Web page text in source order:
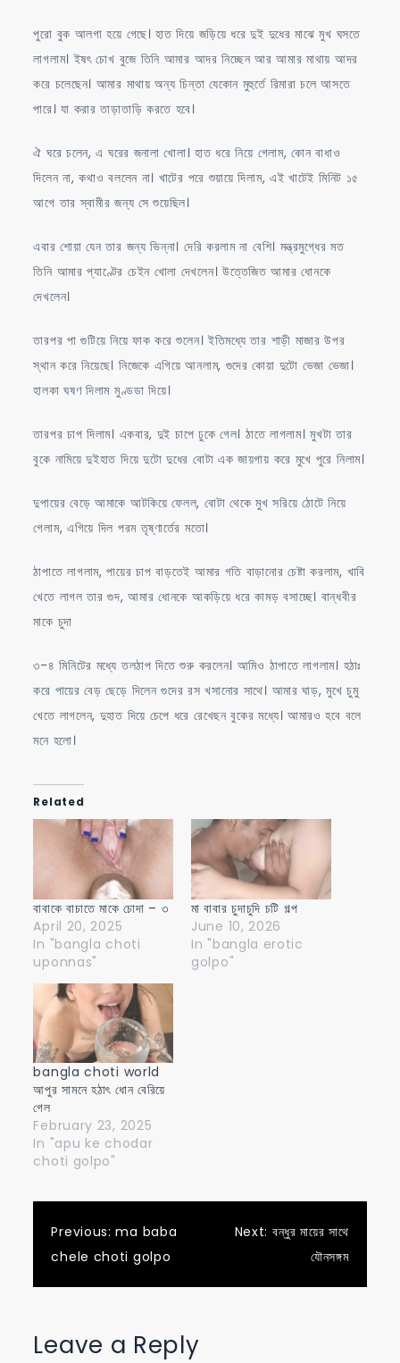
পুরো বুক আলগা হয়ে গেছে। হাত দিয়ে জড়িয়ে ধরে দুই দুধের মাঝে মুখ ঘসতে
লাগলাম। ইষৎ চোখ বুজে তিনি আমার আদর নিচ্ছেন আর আমার মাথায় আদর
করে চলেছেন। আমার মাথায় অন্য চিন্তা যেকোন মুহুর্তে রিমারা চলে আসতে
পারে। যা করার তাড়াতাড়ি করতে হবে।
ঐ ঘরে চলেন, এ ঘরের জনালা খোলা। হাত ধরে নিয়ে গেলাম, কোন বাধাও
দিলেন না, কথাও বললেন না। খাটের পরে শুয়ায়ে দিলাম, এই খাটেই মিনিট ১৫
আগে তার স্বামীর জন্য সে শুয়েছিল।
এবার শোয়া যেন তার জন্য ভিন্না। দেরি করলাম না বেশি। মন্ত্রমুগ্ধের মত
তিনি আমার প্যাণ্টের চেইন খোলা দেখলেন। উত্তেজিত আমার ধোনকে
দেখলেন।
তারপর পা গুটিয়ে নিয়ে ফাক করে শুলেন। ইতিমধ্যে তার শাড়ী মাজার উপর
স্থান করে নিয়েছে। নিজেকে এগিয়ে আনলাম, গুদের কোয়া দুটো ভেজা ভেজা।
হালকা ঘষণ দিলাম মুণ্ডডা দিয়ে।
তারপর চাপ দিলাম। একবার, দুই চাপে ঢুকে গেল। ঠাতে লাগলাম। মুখটা তার
বুকে নামিয়ে দুইহাত দিয়ে দুটো দুধের বোটা এক জায়গায় করে মুখে পুরে নিলাম।
দুপায়ের বেড়ে আমাকে আটকিয়ে ফেলল, বোটা থেকে মুখ সরিয়ে ঠোটে নিয়ে
গেলাম, এগিয়ে দিল পরম তৃষ্ণার্তের মতো।
ঠাপাতে লাগলাম, পায়ের চাপ বাড়তেই আমার গতি বাড়ানোর চেষ্টা করলাম, খাবি
খেতে লাগল তার গুদ, আমার ধোনকে আকড়িয়ে ধরে কামড় বসাচ্ছে। বান্ধবীর
মাকে চুদা
৩-৪ মিনিটের মধ্যে তলঠাপ দিতে শুরু করলেন। আমিও ঠাপাতে লাগলাম। হঠাঃ
করে পায়ের বেড় ছেড়ে দিলেন গুদের রস খসানোর সাথে। আমার ঘাড়, মুখে চুমু
খেতে লাগলেন, দুহাত দিয়ে চেপে ধরে রেখেছন বুকের মধ্যে। আমারও হবে বলে
মনে হলো।
Related
বাবাকে বাচাতে মাকে চোদা – ৩
April 20, 2025
In "bangla choti
uponnas"
মা বাবার চুদাচুদি চটি গল্প
June 10, 2026
In "bangla erotic
golpo"
bangla choti world
আপুর সামনে হঠাৎ ধোন বেরিয়ে
গেল
February 23, 2025
In "apu ke chodar
choti golpo"
Post
navigation
Previous: ma baba
chele choti golpo
Next: বন্ধুর মায়ের সাথে
যৌনসঙ্গম
Leave a Reply